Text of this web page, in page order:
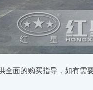
全面的购买指导，如有需